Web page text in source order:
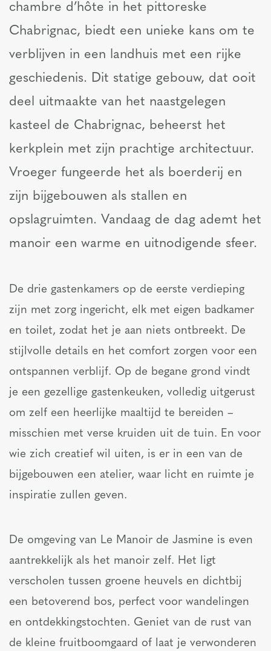
chambre d’hôte in het pittoreske
Chabrignac, biedt een unieke kans om te
verblijven in een landhuis met een rijke
geschiedenis. Dit statige gebouw, dat ooit
deel uitmaakte van het naastgelegen
kasteel de Chabrignac, beheerst het
kerkplein met zijn prachtige architectuur.
Vroeger fungeerde het als boerderij en
zijn bijgebouwen als stallen en
opslagruimten. Vandaag de dag ademt het
manoir een warme en uitnodigende sfeer.
De drie gastenkamers op de eerste verdieping
zijn met zorg ingericht, elk met eigen badkamer
en toilet, zodat het je aan niets ontbreekt. De
stijlvolle details en het comfort zorgen voor een
ontspannen verblijf. Op de begane grond vindt
je een gezellige gastenkeuken, volledig uitgerust
om zelf een heerlijke maaltijd te bereiden –
misschien met verse kruiden uit de tuin. En voor
wie zich creatief wil uiten, is er in een van de
bijgebouwen een atelier, waar licht en ruimte je
inspiratie zullen geven.
De omgeving van Le Manoir de Jasmine is even
aantrekkelijk als het manoir zelf. Het ligt
verscholen tussen groene heuvels en dichtbij
een betoverend bos, perfect voor wandelingen
en ontdekkingstochten. Geniet van de rust van
de kleine fruitboomgaard of laat je verwonderen